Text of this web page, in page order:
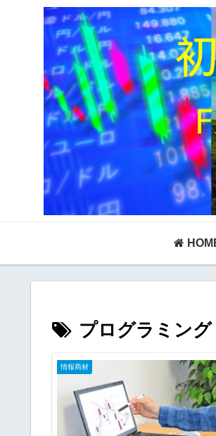
プログラミング
情報商材